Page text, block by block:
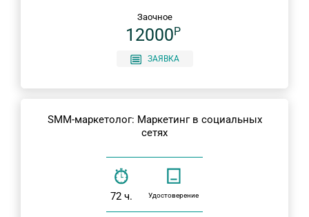
Заочное
12000P
ЗАЯВКА
SMM-маркетолог: Маркетинг в социальных
сетях
72 ч. Удостоверение